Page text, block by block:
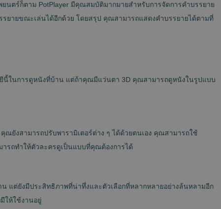
นตร์ก็ตาม PotPlayer มีคุณสมบัติมากมายสำหรับการจัดการคำบรรยาย
ยายขณะเล่นได้อีกด้วย โดยสรุป คุณสามารถแสดงคำบรรยายได้ตามที่
นี้ในการดูหนังที่บ้าน แต่ถ้าคุณมีแว่นตา 3D คุณสามารถดูหนังในรูปแบบ
ยังสามารถปรับพารามิเตอร์ต่าง ๆ ได้ด้วยตนเอง คุณสามารถใช้
รถทำให้ตัวละครดูเป็นแบบที่คุณต้องการได้
แต่ยังมีประสิทธิภาพที่น่าทึ่งและตัวเลือกที่หลากหลายอย่างล้นหลามอีก
ให้ใช้งานอยู่